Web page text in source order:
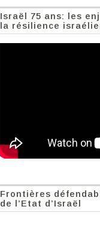
Israël 75 ans: les
la résilience
Frontières
de l’Etat d’Israël